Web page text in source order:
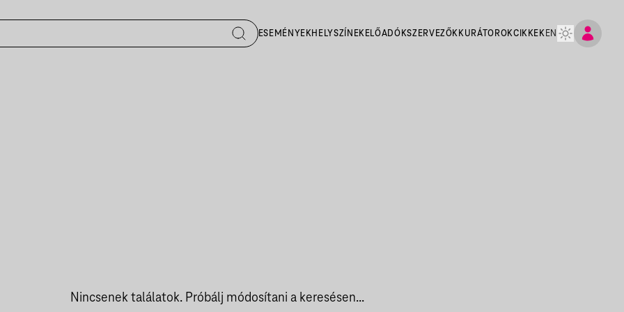
ESEMÉNYEKHELYSZÍNEK ELŐADÓKSZERVEZŐK KURÁTOROKCIKKEK EN
Nincsenek találatok. Próbálj módosítani a keresésen...